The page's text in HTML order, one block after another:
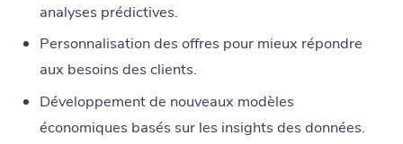
analyses prédictives.
Personnalisation des offres pour mieux répondre
aux besoins des clients.
Développement de nouveaux modèles
économiques basés sur les insights des données.